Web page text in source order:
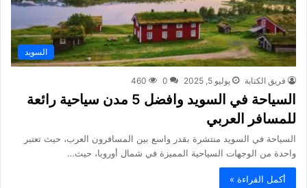
السويد
فريق الكتابة يوليو 5, 2025 0
460
السياحة في السويد وافضل 5 مدن سياحية رائعة
للمسافر العربي
السياحة في السويد منتشرة بقدر واسع بين المسافرون العرب، حيث تعتبر
واحدة من الوجهات السياحية المميزة في شمال أوروبا، حيث…
أكمل القراءة »